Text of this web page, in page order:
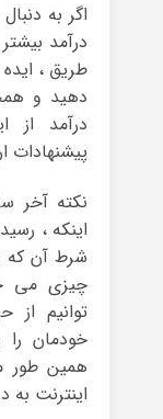
اگر به
درآمد
طریق ،
دهید و
درآمد از
پیشنهادات
نکته آخر
اینکه ،
شرط آن که
چیزی می
توانیم
خودمان را
همین طور
اینترنت به